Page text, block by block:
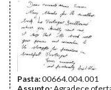
Pasta:00664.004.001